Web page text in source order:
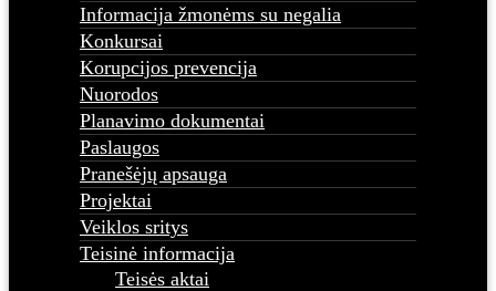
Informacija žmonėms su negalia
Konkursai
Korupcijos prevencija
Nuorodos
Planavimo dokumentai
Paslaugos
Pranešėjų apsauga
Projektai
Veiklos sritys
Teisinė informacija
Teisės aktai